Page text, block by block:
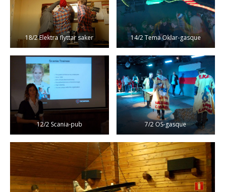
18/2 Elektra flyttar saker 14/2 Tema Oklar-gasque
12/2 Scania-pub 7/2 OS-gasque